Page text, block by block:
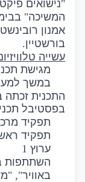
"נישואים
המשיכה"
אמנון
בורשטיין.
עשייה
מגישת
במשך
התכנית זכתה
בפסטיבל
תפקיד
תפקיד
ערוץ 1
השתתפות
באוויר", "